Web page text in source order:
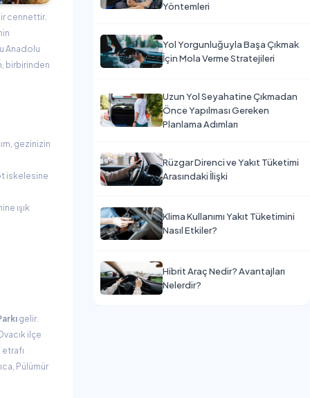
cennettir.
Anadolu
birbirinden
gezinizin
iskelesine
ışık
gelir.
ilçe
etrafı
Pülümür
Yöntemleri
Yol Yorgunluğuyla Başa Çıkmak
İçin Mola Verme Stratejileri
Uzun Yol Seyahatine Çıkmadan
Önce Yapılması Gereken
Planlama Adımları
Rüzgar Direnci ve Yakıt Tüketimi
Arasındaki İlişki
Klima Kullanımı Yakıt Tüketimini
Nasıl Etkiler?
Hibrit Araç Nedir? Avantajları
Nelerdir?